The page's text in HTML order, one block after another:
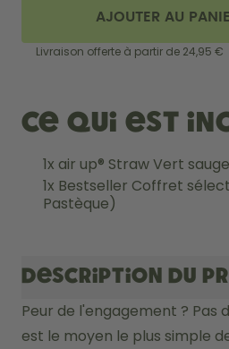
AJOUTER AU
Livraison offerte à partir de 24,95 €
Ce qui est
1x air up® Straw Vert sauge
1x Bestseller Coffret
Pastèque)
Description du
Peur de l'engagement ? Pas
est le moyen le plus simple